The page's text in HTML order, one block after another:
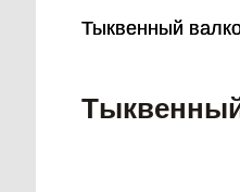
Тыквенный
Тыквенный